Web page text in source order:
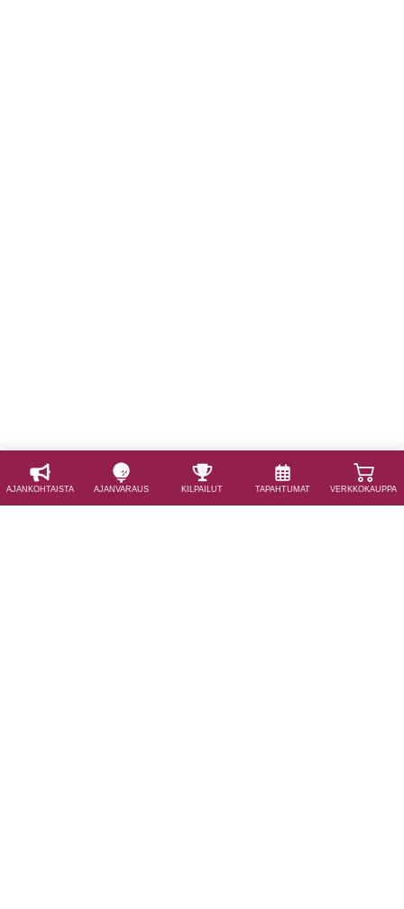
AJAN­KOHTAISTA AJAN­VARAUS KILPAILUT TAPAHTUMAT VERKKOKAUPPA